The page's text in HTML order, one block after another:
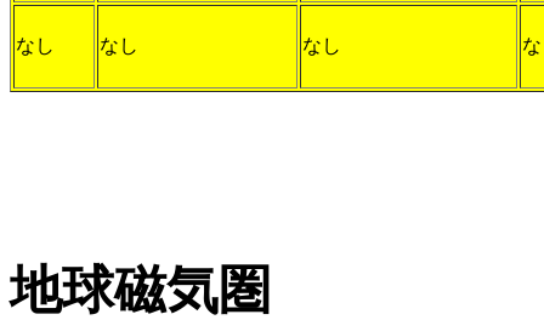
なし なし なし
地球磁気圏